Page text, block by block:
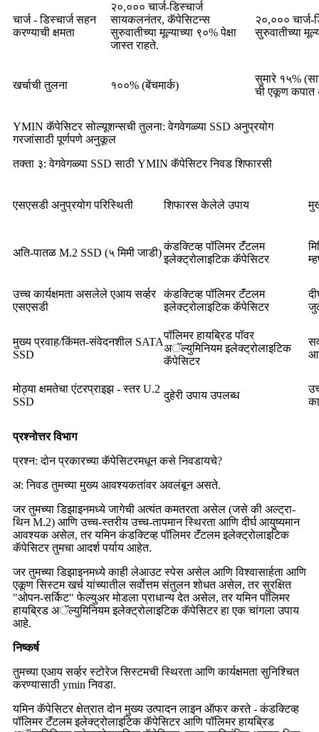
चार्ज - डिस्चार्ज सहन
करण्याची क्षमता
२०,००० चार्ज-डिस्चार्ज
सायकलनंतर, कॅपेसिटन्स
सुरुवातीच्या मूल्याच्या ९०% पेक्षा
जास्त राहते.
२०,०००
सुरुवातीच्या
खर्चाची तुलना १००% (बेंचमार्क)
सुमारे १५%
ची एकूण कपात
YMIN कॅपेसिटर सोल्यूशन्सची तुलना: वेगवेगळ्या SSD अनुप्रयोग
गरजांसाठी पूर्णपणे अनुकूल
तक्ता ३: वेगवेगळ्या SSD साठी YMIN कॅपेसिटर निवड शिफारसी
एसएसडी अनुप्रयोग परिस्थिती शिफारस केलेले उपाय
अति-पातळ M.2 SSD (५ मिमी जाडी)
कंडक्टिव्ह पॉलिमर टॅंटलम
इलेक्ट्रोलाइटिक कॅपेसिटर
उच्च कार्यक्षमता असलेले एआय सर्व्हर
एसएसडी
कंडक्टिव्ह पॉलिमर टॅंटलम
इलेक्ट्रोलाइटिक कॅपेसिटर
मुख्य प्रवाह/किंमत-संवेदनशील SATA
SSD
पॉलिमर हायब्रिड पॉवर
अॅल्युमिनियम इलेक्ट्रोलाइटिक
कॅपेसिटर
मोठ्या क्षमतेचा एंटरप्राइझ - स्तर U.2
SSD
दुहेरी उपाय उपलब्ध
प्रश्नोत्तर विभाग
प्रश्न: दोन प्रकारच्या कॅपेसिटरमधून कसे निवडायचे?
अ: निवड तुमच्या मुख्य आवश्यकतांवर अवलंबून असते.
जर तुमच्या डिझाइनमध्ये जागेची अत्यंत कमतरता असेल (जसे की अल्ट्रा-
थिन M.2) आणि उच्च-स्तरीय उच्च-तापमान स्थिरता आणि दीर्घ आयुष्यमान
आवश्यक असेल, तर यमिन कंडक्टिव्ह पॉलिमर टॅंटलम इलेक्ट्रोलाइटिक
कॅपेसिटर तुमचा आदर्श पर्याय आहेत.
जर तुमच्या डिझाइनमध्ये काही लेआउट स्पेस असेल आणि विश्वासार्हता आणि
एकूण सिस्टम खर्च यांच्यातील सर्वोत्तम संतुलन शोधत असेल, तर सुरक्षित
"ओपन-सर्किट" फेल्युअर मोडला प्राधान्य देत असेल, तर यमिन पॉलिमर
हायब्रिड अॅल्युमिनियम इलेक्ट्रोलाइटिक कॅपेसिटर हा एक चांगला उपाय
आहे.
निष्कर्ष
तुमच्या एआय सर्व्हर स्टोरेज सिस्टमची स्थिरता आणि कार्यक्षमता सुनिश्चित
करण्यासाठी ymin निवडा.
यमिन कॅपेसिटर क्षेत्रात दोन मुख्य उत्पादन लाइन ऑफर करते - कंडक्टिव्ह
पॉलिमर टॅंटलम इलेक्ट्रोलाइटिक कॅपेसिटर आणि पॉलिमर हायब्रिड